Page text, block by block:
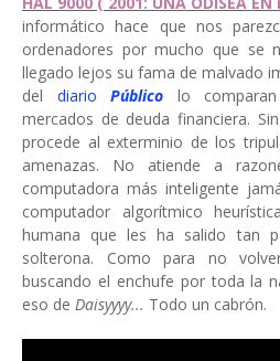
informático hace que nos
ordenadores por mucho que se
llegado lejos su fama de malvado
del diario Público
lo
mercados de deuda financiera.
procede al exterminio de los
amenazas. No atiende a
computadora más inteligente
computador algorítmico
humana que les ha salido tan
solterona. Como para no
buscando el enchufe por toda la
eso de Daisyyyy... Todo un cabrón.